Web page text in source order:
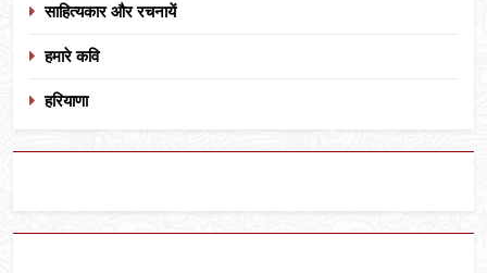
साहित्यकार और रचनायें
हमारे कवि
हरियाणा